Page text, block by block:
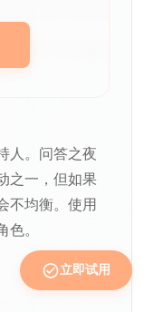
人。问答之夜
之一，但如果
不均衡。使用
。
立即试用